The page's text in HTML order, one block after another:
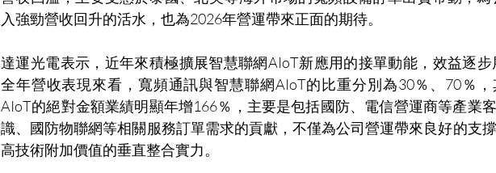
入強勁營收回升的活水，也為2026年營運帶來正面的期待。
達運光電表示，近年來積極擴展智慧聯網AIoT新應用的接單動能，效益逐
全年營收表現來看，寬頻通訊與智慧聯網AIoT的比重分別為30％、70％
AIoT的絕對金額業績明顯年增166％，主要是包括國防、電信營運商等產業
識、國防物聯網等相關服務訂單需求的貢獻，不僅為公司營運帶來良好的支
高技術附加價值的垂直整合實力。